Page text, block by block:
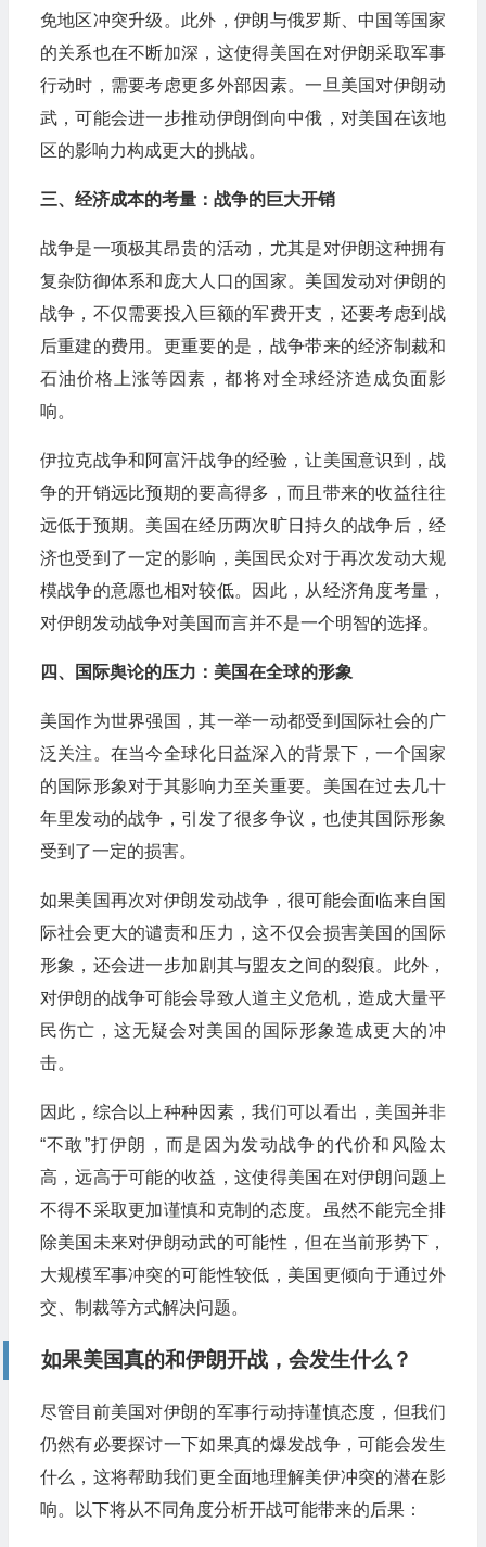
免地区冲突升级。此外，伊朗与俄罗斯、中国等国家
的关系也在不断加深，这使得美国在对伊朗采取军事
行动时，需要考虑更多外部因素。一旦美国对伊朗动
武，可能会进一步推动伊朗倒向中俄，对美国在该地
区的影响力构成更大的挑战。
三、经济成本的考量：战争的巨大开销
战争是一项极其昂贵的活动，尤其是对伊朗这种拥有
复杂防御体系和庞大人口的国家。美国发动对伊朗的
战争，不仅需要投入巨额的军费开支，还要考虑到战
后重建的费用。更重要的是，战争带来的经济制裁和
石油价格上涨等因素，都将对全球经济造成负面影
响。
伊拉克战争和阿富汗战争的经验，让美国意识到，战
争的开销远比预期的要高得多，而且带来的收益往往
远低于预期。美国在经历两次旷日持久的战争后，经
济也受到了一定的影响，美国民众对于再次发动大规
模战争的意愿也相对较低。因此，从经济角度考量，
对伊朗发动战争对美国而言并不是一个明智的选择。
四、国际舆论的压力：美国在全球的形象
美国作为世界强国，其一举一动都受到国际社会的广
泛关注。在当今全球化日益深入的背景下，一个国家
的国际形象对于其影响力至关重要。美国在过去几十
年里发动的战争，引发了很多争议，也使其国际形象
受到了一定的损害。
如果美国再次对伊朗发动战争，很可能会面临来自国
际社会更大的谴责和压力，这不仅会损害美国的国际
形象，还会进一步加剧其与盟友之间的裂痕。此外，
对伊朗的战争可能会导致人道主义危机，造成大量平
民伤亡，这无疑会对美国的国际形象造成更大的冲
击。
因此，综合以上种种因素，我们可以看出，美国并非
“不敢”打伊朗，而是因为发动战争的代价和风险太
高，远高于可能的收益，这使得美国在对伊朗问题上
不得不采取更加谨慎和克制的态度。虽然不能完全排
除美国未来对伊朗动武的可能性，但在当前形势下，
大规模军事冲突的可能性较低，美国更倾向于通过外
交、制裁等方式解决问题。
如果美国真的和伊朗开战，会发生什么？
尽管目前美国对伊朗的军事行动持谨慎态度，但我们
仍然有必要探讨一下如果真的爆发战争，可能会发生
什么，这将帮助我们更全面地理解美伊冲突的潜在影
响。以下将从不同角度分析开战可能带来的后果：